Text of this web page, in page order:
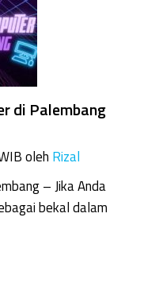
di Palembang
oleh Rizal
– Jika Anda
bekal dalam